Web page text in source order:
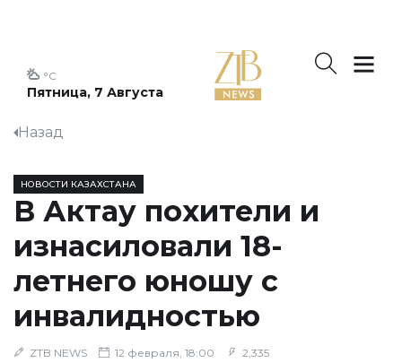
Пятница, 7 Августа
°C
Назад
НОВОСТИ КАЗАХСТАНА
В Актау похители и
изнасиловали 18-
летнего юношу с
инвалидностью
ZTB NEWS 12 февраля, 18:00 2,335